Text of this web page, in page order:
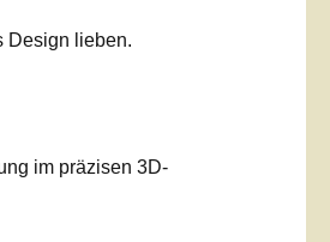
Design lieben.
im präzisen 3D-